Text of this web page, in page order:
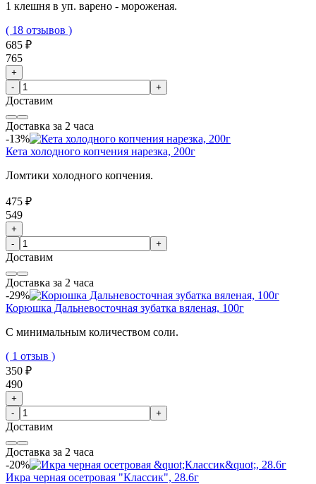
1 клешня в уп. варено - мороженая.
( 18 отзывов )
685 ₽
765
+
-
+
Доставим
Доставка за 2 часа
-13%
Кета холодного копчения нарезка, 200г
Ломтики холодного копчения.
475 ₽
549
+
-
+
Доставим
Доставка за 2 часа
-29%
Корюшка Дальневосточная зубатка вяленая, 100г
С минимальным количеством соли.
( 1 отзыв )
350 ₽
490
+
-
+
Доставим
Доставка за 2 часа
-20%
Икра черная осетровая "Классик", 28.6г